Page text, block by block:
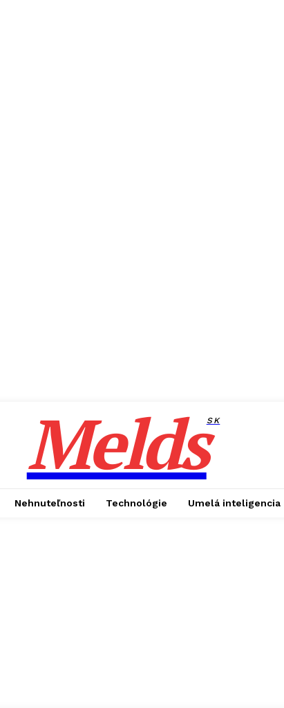
MeldsSK
Nehnuteľnosti Technológie Umelá inteligencia